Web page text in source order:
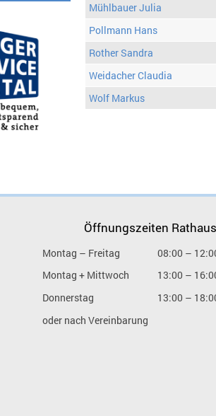
Mühlbauer Julia
Pollmann Hans
Rother Sandra
Weidacher Claudia
Wolf Markus
Öffnungszeiten Rathaus
Montag – Freitag
08:00 –
Montag + Mittwoch
13:00 –
Donnerstag
13:00 –
oder nach Vereinbarung